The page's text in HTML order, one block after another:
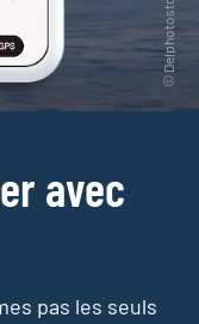
avec
pas les seuls